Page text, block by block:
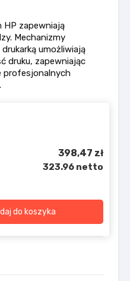
HP zapewniają
Mechanizmy
umożliwiają
druku, zapewniając
profesjonalnych
398,47 zł
323.96 netto
do koszyka